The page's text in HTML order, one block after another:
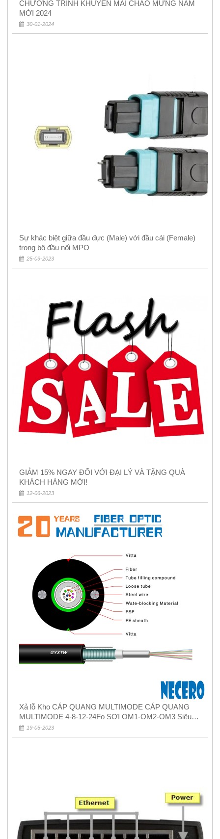
CHƯƠNG TRÌNH KHUYẾN MÃI CHÀO MỪNG NĂM
MỚI 2024
30-01-2024
Sự khác biệt giữa đầu đực (Male) với đầu cái (Female)
trong bộ đầu nối MPO
25-09-2023
GIẢM 15% NGAY ĐỐI VỚI ĐẠI LÝ VÀ TẶNG QUÀ
KHÁCH HÀNG MỚI!
12-06-2023
Xả lỗ Kho CÁP QUANG MULTIMODE CÁP QUANG
MULTIMODE 4-8-12-24Fo SỢI OM1-OM2-OM3 Siêu
Rẻ 5k
19-05-2023